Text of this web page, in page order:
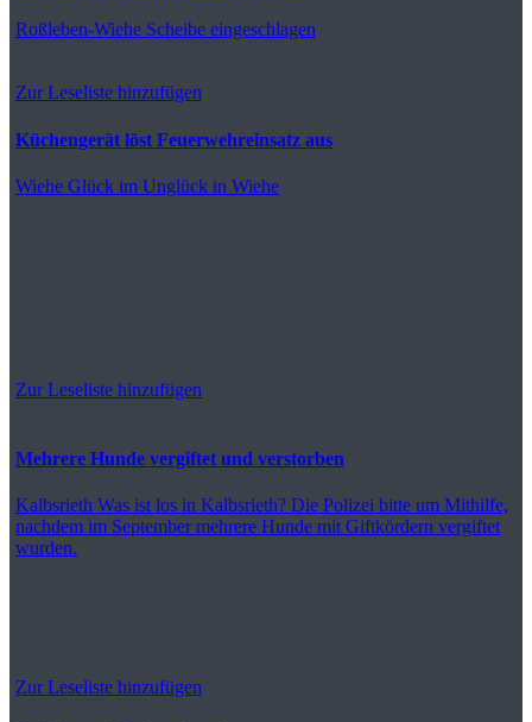
Roßleben-Wiehe Scheibe eingeschlagen
Zur Leseliste hinzufügen
Küchengerät löst Feuerwehreinsatz aus
Wiehe Glück im Unglück in Wiehe
Zur Leseliste hinzufügen
Mehrere Hunde vergiftet und verstorben
Kalbsrieth Was ist los in Kalbsrieth? Die Polizei bitte um Mithilfe,
nachdem im September mehrere Hunde mit Giftkördern vergiftet
wurden.
Zur Leseliste hinzufügen